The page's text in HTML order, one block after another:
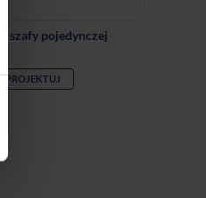
szafy pojedynczej